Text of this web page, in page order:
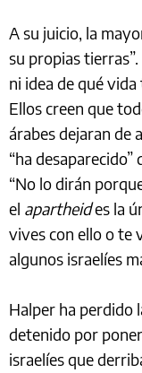
A su juicio, la
su propias
ni idea de qué
Ellos creen que
árabes dejaran de
“ha desaparecido”
“No lo dirán
el apartheides la
vives con ello o te
algunos israelíes
Halper ha perdido
detenido por
israelíes que